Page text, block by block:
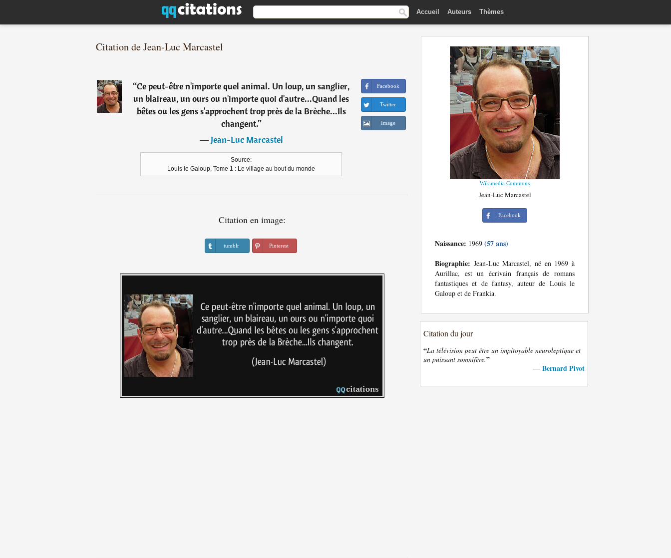
Accueil Auteurs Thèmes
Citation de Jean-Luc Marcastel
“Ce peut-être n'importe quel animal. Un loup, un sanglier,
un blaireau, un ours ou n'importe quoi d'autre...Quand les
bêtes ou les gens s'approchent trop près de la Brèche...Ils
changent.”
―Jean-Luc Marcastel
Source:
Louis le Galoup, Tome 1 : Le village au bout du monde
Facebook
Twitter
Image
Citation en image:
tumblr Pinterest
Wikimedia Commons
Jean-Luc Marcastel
Facebook
Naissance: 1969 (57 ans)
Biographie: Jean-Luc Marcastel, né en 1969 à
Aurillac, est un écrivain français de romans
fantastiques et de fantasy, auteur de Louis le
Galoup et de Frankia.
Citation du jour
“La télévision peut être un impitoyable neuroleptique et
un puissant somnifère.”
— Bernard Pivot